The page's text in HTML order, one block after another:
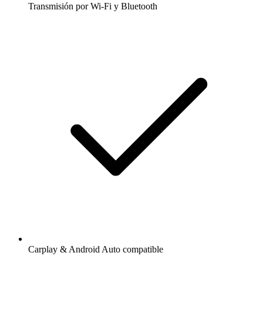
Transmisión por Wi-Fi y Bluetooth
Carplay & Android Auto compatible